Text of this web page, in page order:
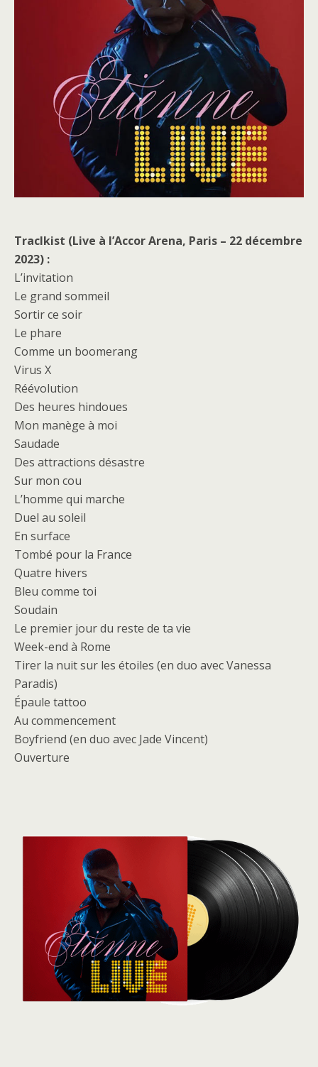
Traclkist (Live à l’Accor Arena, Paris – 22 décembre
2023) :
L’invitation
Le grand sommeil
Sortir ce soir
Le phare
Comme un boomerang
Virus X
Réévolution
Des heures hindoues
Mon manège à moi
Saudade
Des attractions désastre
Sur mon cou
L’homme qui marche
Duel au soleil
En surface
Tombé pour la France
Quatre hivers
Bleu comme toi
Soudain
Le premier jour du reste de ta vie
Week-end à Rome
Tirer la nuit sur les étoiles (en duo avec Vanessa
Paradis)
Épaule tattoo
Au commencement
Boyfriend (en duo avec Jade Vincent)
Ouverture